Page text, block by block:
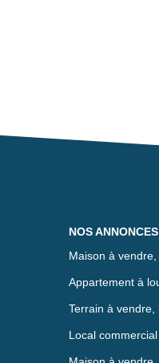
NOS ANNONCES
Maison à vendre,
Appartement à
Terrain à vendre,
Local